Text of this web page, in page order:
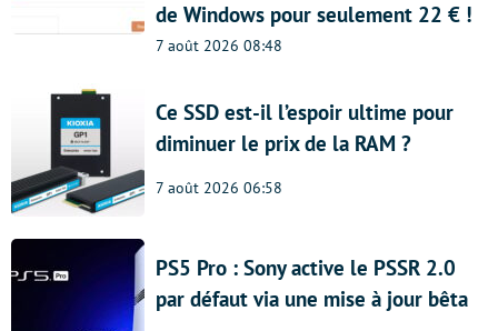
de Windows pour seulement 22 € !
7 août 2026 08:48
Ce SSD est-il l’espoir ultime pour
diminuer le prix de la RAM ?
7 août 2026 06:58
PS5 Pro : Sony active le PSSR 2.0
par défaut via une mise à jour bêta